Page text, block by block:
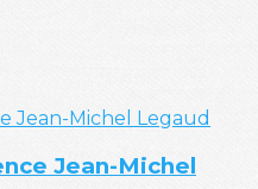
Jean-Michel